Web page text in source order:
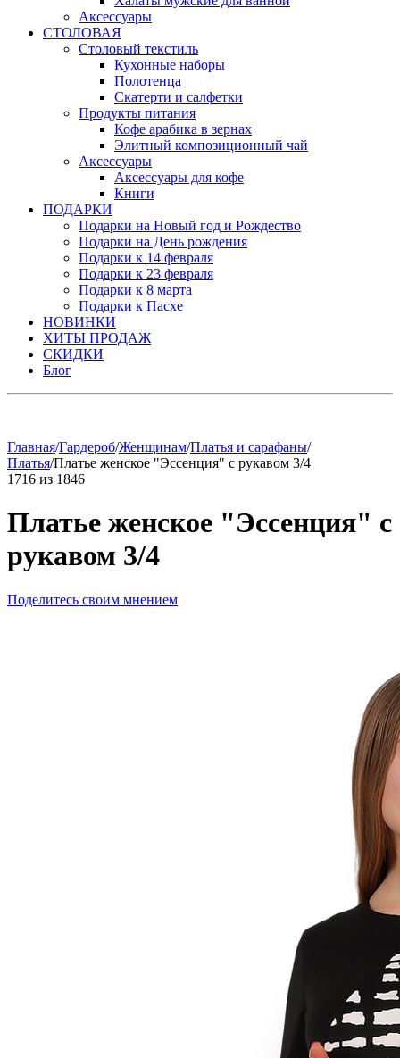
Аксессуары
СТОЛОВАЯ
Столовый текстиль
Кухонные наборы
Полотенца
Скатерти и салфетки
Продукты питания
Кофе арабика в зернах
Элитный композиционный чай
Аксессуары
Аксессуары для кофе
Книги
ПОДАРКИ
Подарки на Новый год и Рождество
Подарки на День рождения
Подарки к 14 февраля
Подарки к 23 февраля
Подарки к 8 марта
Подарки к Пасхе
НОВИНКИ
ХИТЫ ПРОДАЖ
СКИДКИ
Блог
Главная/Гардероб/Женщинам/Платья и сарафаны/
Платья/Платье женское "Эссенция" с рукавом 3/4
1716 из 1846
Платье женское "Эссенция" с
рукавом 3/4
Поделитесь своим мнением